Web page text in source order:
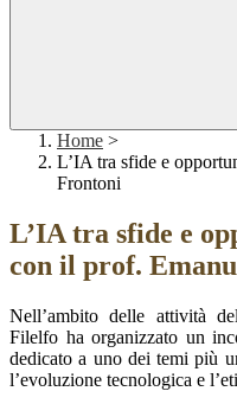
Home >
L’IA tra sfide e
Frontoni
L’IA tra sfide e
con il prof.
Nell’ambito delle attività
Filelfo ha organizzato un
dedicato a uno dei temi più
l’evoluzione tecnologica e